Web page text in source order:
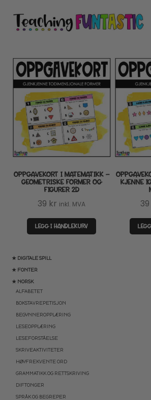
Hopp
til
Hopp
til
MIN KONTO
GRATIS
UTVID
BUTIKK
UTVID
LISENSER
UTVID
TIPSHJØRNET
★ DIGITALE SPILL
★ FONTER
★ NORSK
ALFABETET
BOKSTAVREPETISJON
BEGYNNEROPPLÆRING
LESEOPPLÆRING
LESEFORSTÅELSE
SKRIVEAKTIVITETER
HØYFREKVENTE ORD
GRAMMATIKK OG RETTSKRIVING
DIFTONGER
SPRÅK OG BEGREPER
OPPGAVEKORT I MATEMATIKK –
GEOMETRISKE FORMER OG
FIGURER 2D
39 kr inkl. MVA
LEGG I HANDLEKURV
KJENNE
39